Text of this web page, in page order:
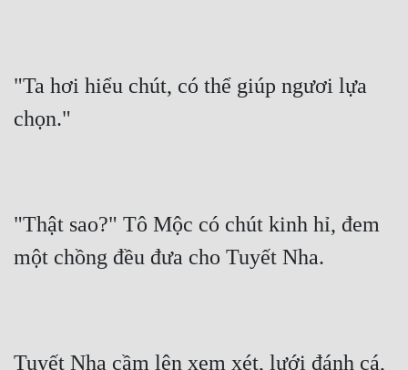
"Ta hơi hiểu chút, có thể giúp ngươi lựa
chọn."
"Thật sao?" Tô Mộc có chút kinh hỉ, đem
một chồng đều đưa cho Tuyết Nha.
Tuyết Nha cầm lên xem xét, lưới đánh cá,